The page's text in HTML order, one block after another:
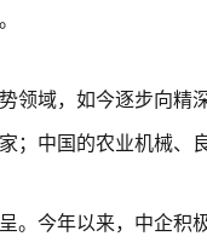
域，如今逐步向精
；中国的农业机械
今年以来，中企积